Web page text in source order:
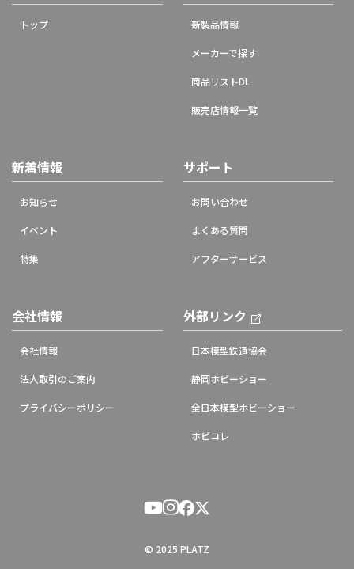
トップ 新製品情報
メーカーで探す
商品リストDL
販売店情報一覧
新着情報
お知らせ
イベント
特集
サポート
お問い合わせ
よくある質問
アフターサービス
会社情報
会社情報
法人取引のご案内
プライバシーポリシー
外部リンク
日本模型鉄道協会
静岡ホビーショー
全日本模型ホビーショー
ホビコレ
© 2025 PLATZ